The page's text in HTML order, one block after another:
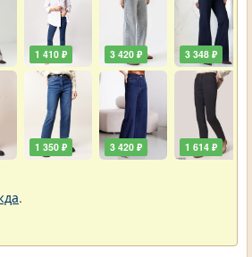
1 410 ₽
1 350 ₽
3 420 ₽
3 420 ₽
3 348 ₽
1 614 ₽
.